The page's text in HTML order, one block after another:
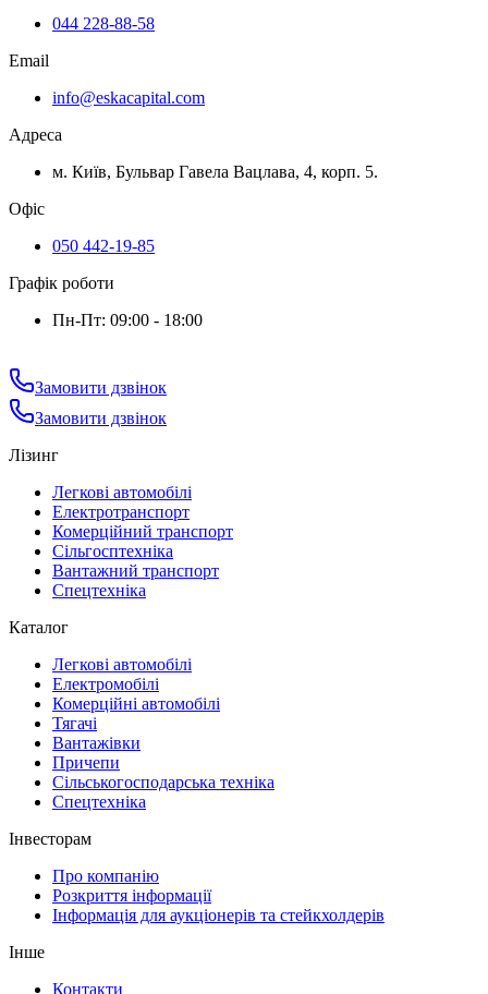
044 228-88-58
Email
info@eskacapital.com
Адреса
м. Київ, Бульвар Гавела Вацлава, 4, корп. 5.
Офіс
050 442-19-85
Графік роботи
Пн-Пт: 09:00 - 18:00
Замовити дзвінок
Замовити дзвінок
Лізинг
Легкові автомобілі
Електротранспорт
Комерційний транспорт
Сільгосптехніка
Вантажний транспорт
Спецтехніка
Каталог
Легкові автомобілі
Електромобілі
Комерційні автомобілі
Тягачі
Вантажівки
Причепи
Сільськогосподарська техніка
Спецтехніка
Інвесторам
Про компанію
Розкриття інформації
Інформація для аукціонерів та стейкхолдерів
Інше
Контакти